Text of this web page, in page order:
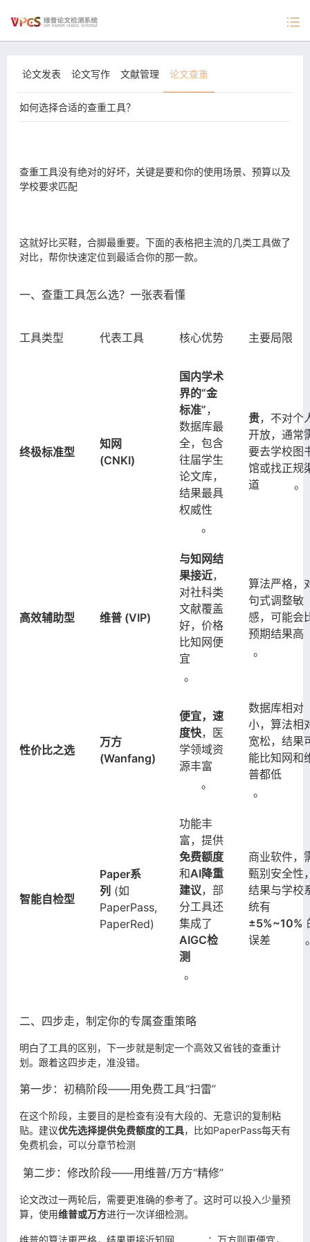
论文发表 论文写作 文献管理 论文查重
如何选择合适的查重工具？
查重工具没有绝对的好坏，关键是要和你的使用场景、预算以及
学校要求匹配
这就好比买鞋，合脚最重要。下面的表格把主流的几类工具做了
对比，帮你快速定位到最适合你的那一款。
一、查重工具怎么选？一张表看懂
工具类型 代表工具 核心优势 主要局限
终极标准型
知网
(CNKI)
国内学术
界的“金
标准”，
数据库最
全，包含
往届学生
论文库，
结果最具
权威性
。
贵，不对个
开放，通常
要去学校图
馆或找正规
道
。
高效辅助型 维普 (VIP)
与知网结
果接近，
对社科类
文献覆盖
好，价格
比知网便
宜
。
算法严格，
句式调整敏
感，可能会
预期结果高
。
性价比之选
万方
(Wanfang)
便宜，速
度快，医
学领域资
源丰富
。
数据库相对
小，算法相
宽松，结果
能比知网和
普都低
。
智能自检型
Paper系
列 (如
PaperPass,
PaperRed)
功能丰
富，提供
免费额度
和AI降重
建议，部
分工具还
集成了
AIGC检
测
。
商业软件，
甄别安全性
结果与学校
统有
±5%~10%
误差
二、四步走，制定你的专属查重策略
明白了工具的区别，下一步就是制定一个高效又省钱的查重计
划。跟着这四步走，准没错。
第一步：初稿阶段——用免费工具“扫雷”
在这个阶段，主要目的是检查有没有大段的、无意识的复制粘
贴。建议优先选择提供免费额度的工具，比如PaperPass每天有
免费机会，可以分章节检测
第二步：修改阶段——用维普/万方“精修”
论文改过一两轮后，需要更准确的参考了。这时可以投入少量预
算，使用维普或万方进行一次详细检测。
维普的算法更严格，结果更接近知网 ；万方则更便宜，